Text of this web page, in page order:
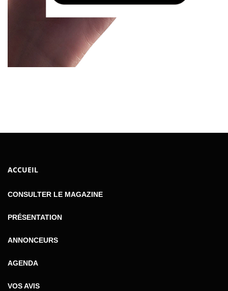
ACCUEIL
CONSULTER LE MAGAZINE
PRÉSENTATION
ANNONCEURS
AGENDA
VOS AVIS